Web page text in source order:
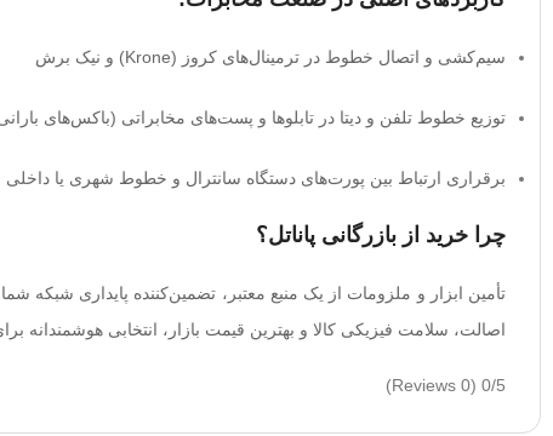
سیم‌کشی و اتصال خطوط در ترمینال‌های کروز (Krone) و نیک برش
توزیع خطوط تلفن و دیتا در تابلوها و پست‌های مخابراتی (باکس‌های
برقراری ارتباط بین پورت‌های دستگاه سانترال و خطوط شهری یا داخلی
چرا خرید از بازرگانی پاناتل؟
تأمین ابزار و ملزومات از یک منبع معتبر، تضمین‌کننده پایداری شبکه
اصالت، سلامت فیزیکی کالا و بهترین قیمت بازار، انتخابی هوشمندانه
0/5
(0 Reviews)